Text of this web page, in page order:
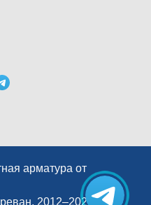
арматура от
2012–2026 |